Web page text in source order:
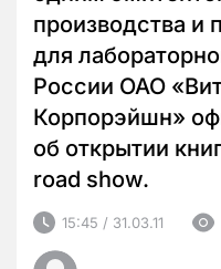
производства и
для
России ОАО
Корпорэйшн»
об открытии
road show.
15:45 / 31.03.11